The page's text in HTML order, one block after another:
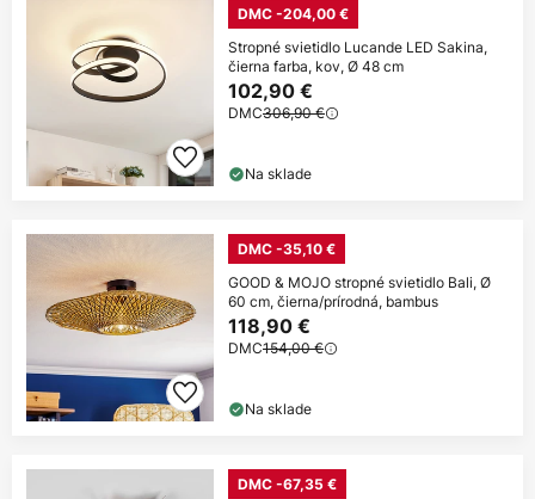
DMC -204,00 €
Stropné svietidlo Lucande LED Sakina,
čierna farba, kov, Ø 48 cm
102,90 €
DMC306,90 €
Na sklade
DMC -35,10 €
GOOD & MOJO stropné svietidlo Bali, Ø
60 cm, čierna/prírodná, bambus
118,90 €
DMC154,00 €
Na sklade
DMC -67,35 €